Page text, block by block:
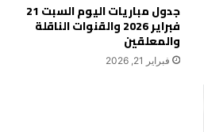
جدول مباريات اليوم السبت 21
فبراير 2026 والقنوات الناقلة
والمعلقين
فبراير 21, 2026